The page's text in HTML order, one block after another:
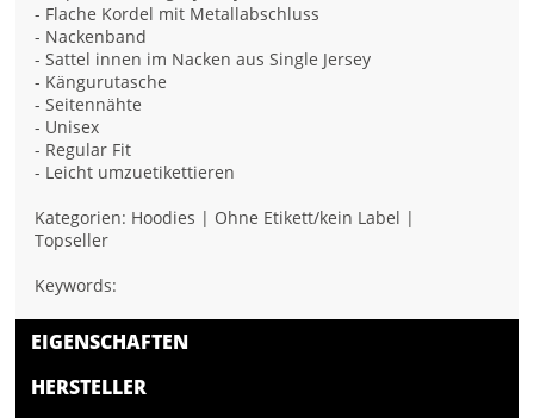
- Flache Kordel mit Metallabschluss
- Nackenband
- Sattel innen im Nacken aus Single Jersey
- Kängurutasche
- Seitennähte
- Unisex
- Regular Fit
- Leicht umzuetikettieren
Kategorien: Hoodies | Ohne Etikett/kein Label |
Topseller
Keywords:
EIGENSCHAFTEN
HERSTELLER